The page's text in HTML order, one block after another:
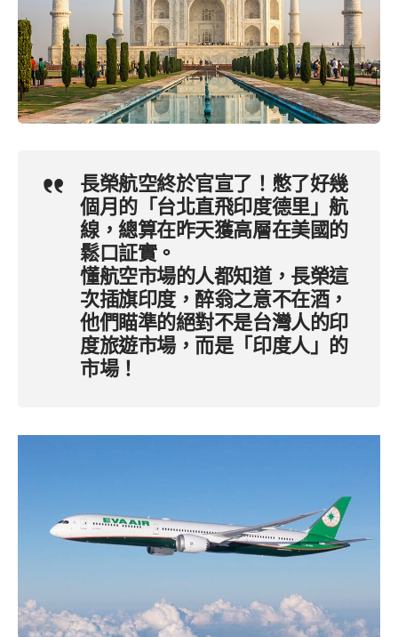
長榮航空終於官宣了！憋了好幾
個月的「台北直飛印度德里」航
線，總算在昨天獲高層在美國的
鬆口証實。
懂航空市場的人都知道，長榮這
次插旗印度，醉翁之意不在酒，
他們瞄準的絕對不是台灣人的印
度旅遊市場，而是「印度人」的
市場！